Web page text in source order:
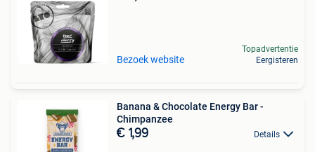
Bezoek website
Topadvertentie
Eergisteren
Banana & Chocolate Energy Bar -
Chimpanzee
€ 1,99 Details